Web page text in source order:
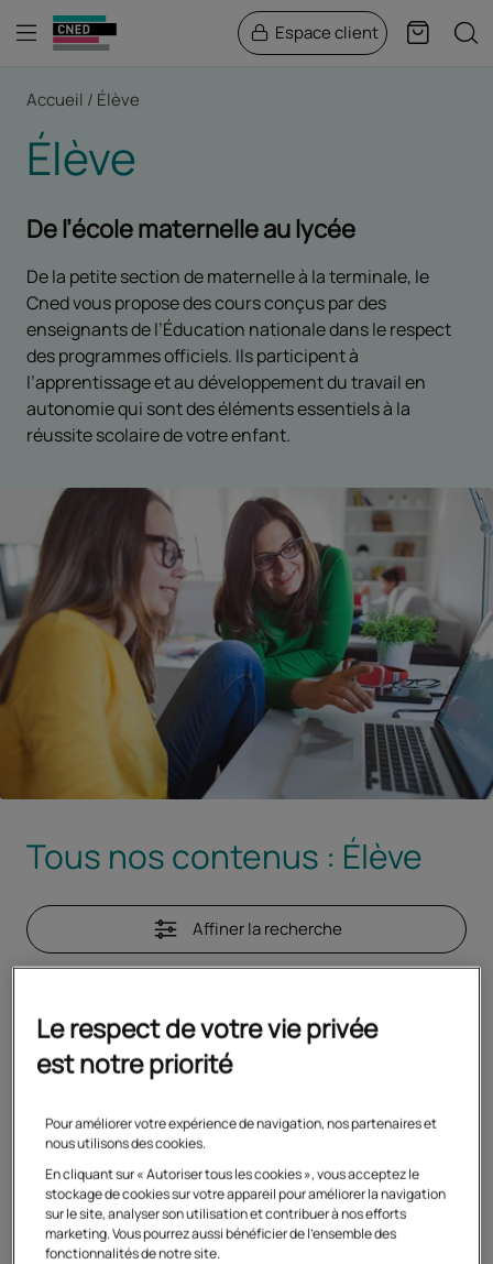
Menu Espace client Panier
Accueil Élève
Élève
De l’école maternelle au lycée
De la petite section de maternelle à la terminale, le
Cned vous propose des cours conçus par des
enseignants de l’Éducation nationale dans le respect
des programmes officiels. Ils participent à
l’apprentissage et au développement du travail en
autonomie qui sont des éléments essentiels à la
réussite scolaire de votre enfant.
Tous nos contenus : Élève
Affiner la recherche
la recherche
- attention, les options
Scolarité complémentaire
internationale
Formation
Expatrié, votre enfant entretient un lien avec la
langue et la culture française
Le respect de votre vie privée
est notre priorité
Pour améliorer votre expérience de navigation, nos partenaires et
nous utilisons des cookies.
En cliquant sur « Autoriser tous les cookies », vous acceptez le
stockage de cookies sur votre appareil pour améliorer la navigation
sur le site, analyser son utilisation et contribuer à nos efforts
marketing. Vous pourrez aussi bénéficier de l'ensemble des
fonctionnalités de notre site.